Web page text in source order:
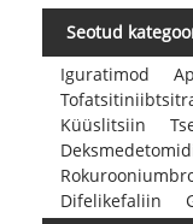
Seotud
Iguratimod
Küüslitsiin
Difelikefaliin